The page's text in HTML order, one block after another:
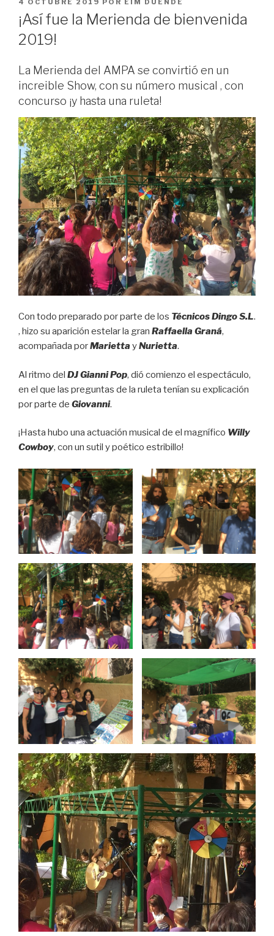
EL
4 OCTUBRE 2019 POR EIM DUENDE
¡Así fue la Merienda de bienvenida
2019!
La Merienda del AMPA se convirtió en un
increible Show, con su número musical , con
concurso ¡y hasta una ruleta!
Con todo preparado por parte de los Técnicos Dingo S.L.
, hizo su aparición estelar la gran Raffaella Graná,
acompañada porMarietta yNurietta.
Al ritmo del DJ Gianni Pop, dió comienzo el espectáculo,
en el que las preguntas de la ruleta tenían su explicación
por parte de Giovanni.
¡Hasta hubo una actuación musical de el magnífico Willy
Cowboy, con un sutil y poético estribillo!